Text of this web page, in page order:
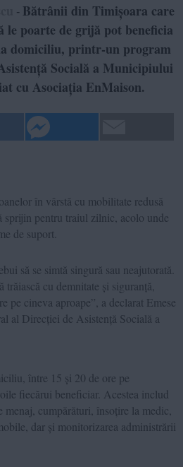
- Bătrânii din Timișoara care
le poarte de grijă pot beneficia
domiciliu, printr-un program
Socială a Municipiului
cu Asociația EnMaison.
în vârstă cu mobilitate redusă
sprijin pentru traiul zilnic, acolo unde
de suport.
să se simtă singură sau neajutorată.
trăiască cu demnitate și siguranță,
pe cineva aproape”, a declarat Emese
al Direcției de Asistență Socială a
între 15 și 20 de ore pe
fiecărui beneficiar. Acestea includ
cumpărături, însoțire la medic,
dar și monitorizarea administrării